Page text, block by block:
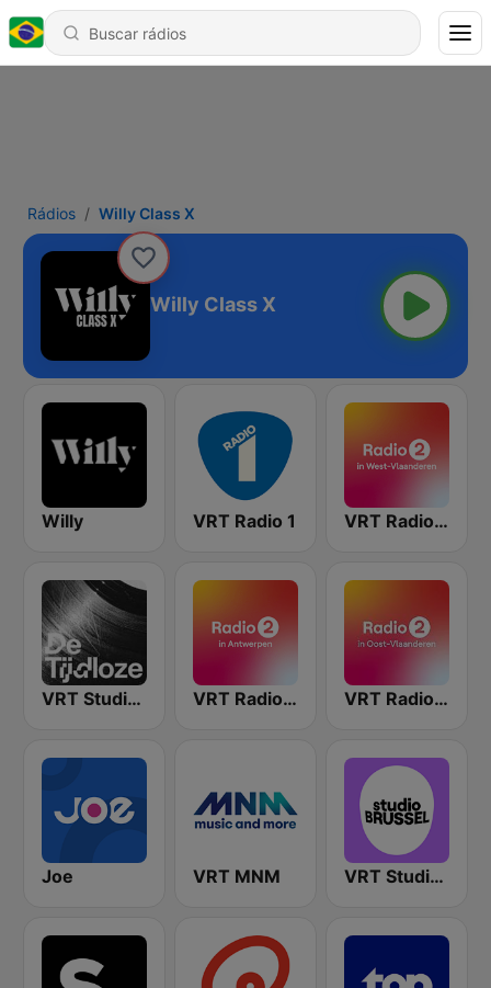
Rádios Willy Class X
Willy Class X
Willy VRT Radio 1 VRT Radio 2 West-Vlaanderen
VRT Studio Brussel - De Tijdloze VRT Radio 2 Antwerpen VRT Radio 2 Oost-Vlaanderen
Joe VRT MNM VRT Studio Brussel